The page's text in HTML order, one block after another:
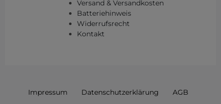
Versand & Versandkosten
Batteriehinweis
Widerrufsrecht
Kontakt
Impressum Daten­schutz­erklärung AGB